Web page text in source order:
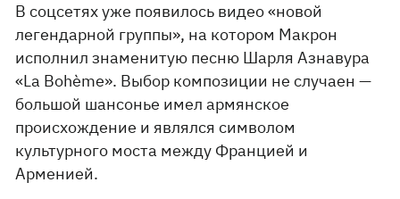
В соцсетях уже появилось видео «новой
легендарной группы», на котором Макрон
исполнил знаменитую песню Шарля Азнавура
«La Bohème». Выбор композиции не случаен —
большой шансонье имел армянское
происхождение и являлся символом
культурного моста между Францией и
Арменией.